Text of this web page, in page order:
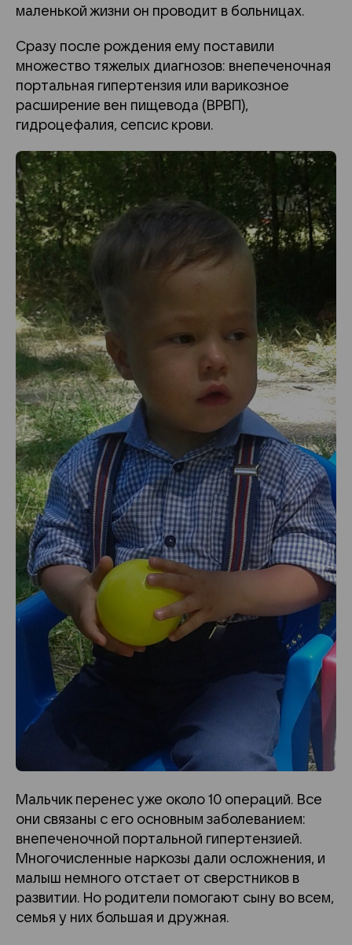
маленькой жизни он проводит в больницах.
Сразу после рождения ему поставили
множество тяжелых диагнозов: внепеченочная
портальная гипертензия или варикозное
расширение вен пищевода (ВРВП),
гидроцефалия, сепсис крови.
Мальчик перенес уже около 10 операций. Все
они связаны с его основным заболеванием:
внепеченочной портальной гипертензией.
Многочисленные наркозы дали осложнения, и
малыш немного отстает от сверстников в
развитии. Но родители помогают сыну во всем,
семья у них большая и дружная.